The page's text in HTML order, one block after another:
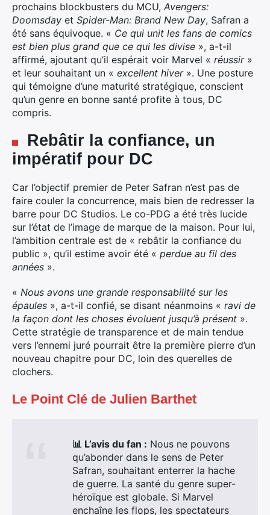
prochains blockbusters du MCU, Avengers:
Doomsday et Spider-Man: Brand New Day, Safran a
été sans équivoque. « Ce qui unit les fans de comics
est bien plus grand que ce qui les divise », a-t-il
affirmé, ajoutant qu’il espérait voir Marvel « réussir»
et leur souhaitant un « excellent hiver». Une posture
qui témoigne d’une maturité stratégique, conscient
qu’un genre en bonne santé profite à tous, DC
compris.
Rebâtir la confiance, un
impératif pour DC
Car l’objectif premier de Peter Safran n’est pas de
faire couler la concurrence, mais bien de redresser la
barre pour DC Studios. Le co-PDG a été très lucide
sur l’état de l’image de marque de la maison. Pour lui,
l’ambition centrale est de « rebâtir la confiance du
public », qu’il estime avoir été « perdue au fil des
années ».
« Nous avons une grande responsabilité sur les
épaules », a-t-il confié, se disant néanmoins « ravi de
la façon dont les choses évoluent jusqu’à présent ».
Cette stratégie de transparence et de main tendue
vers l’ennemi juré pourrait être la première pierre d’un
nouveau chapitre pour DC, loin des querelles de
clochers.
Le Point Clé de Julien Barthet
📊 L’avis du fan : Nous ne pouvons
qu’abonder dans le sens de Peter
Safran, souhaitant enterrer la hache
de guerre. La santé du genre super-
héroïque est globale. Si Marvel
enchaîne les flops, les spectateurs